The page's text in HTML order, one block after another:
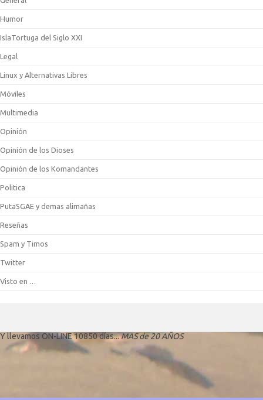
Humor
IslaTortuga del Siglo XXI
Legal
Linux y Alternativas Libres
Móviles
Multimedia
Opinión
Opinión de los Dioses
Opinión de los Komandantes
Politica
PutaSGAE y demas alimañas
Reseñas
Spam y Timos
Twitter
Visto en …
Y llevamos ON-LINE 10850 días...MAS de 20 AÑOS